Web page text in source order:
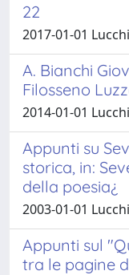
22
2017-01-01
A. Bianchi
Filosseno
2014-01-01
Appunti su
storica, in:
della poesia¿
2003-01-01
Appunti sul
tra le pagine